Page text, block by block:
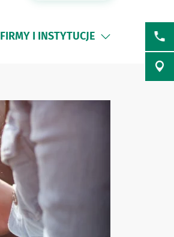
FIRMY I INSTYTUCJE